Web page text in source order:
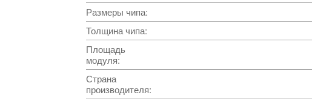
Размеры чипа:
Толщина чипа:
Площадь
модуля:
Страна
производителя: